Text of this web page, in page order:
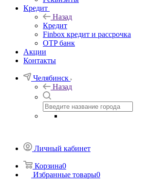
Кредит
Назад
Кредит
Finbox кредит и рассрочка
OTP банк
Акции
Контакты
Челябинск
Назад
Личный кабинет
Корзина0
Избранные товары0